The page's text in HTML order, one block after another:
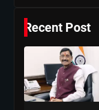
Recent Post